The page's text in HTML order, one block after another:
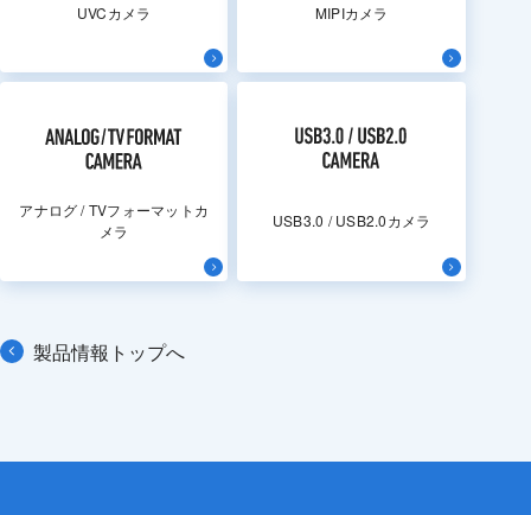
UVCカメラ MIPIカメラ
アナログ / TVフォーマットカ
メラ
USB3.0 / USB2.0カメラ
製品情報トップへ